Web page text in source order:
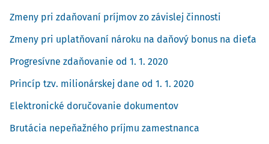
Zmeny pri zdaňovaní príjmov zo závislej činnosti
Zmeny pri uplatňovaní nároku na daňový bonus na dieťa
Progresívne zdaňovanie od 1. 1. 2020
Princíp tzv. milionárskej dane od 1. 1. 2020
Elektronické doručovanie dokumentov
Brutácia nepeňažného príjmu zamestnanca